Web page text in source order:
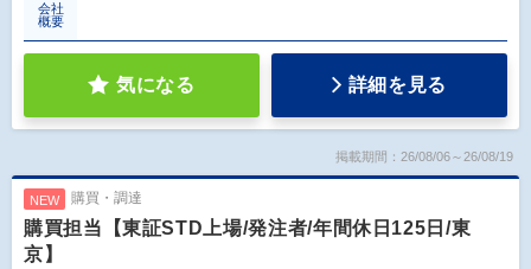
会社
概要
気になる 詳細を見る
掲載期間：26/08/06～26/08/19
NEW 購買・調達
購買担当【東証STD上場/発注者/年間休日125日/東
京】